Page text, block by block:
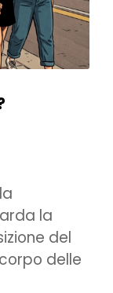
la
del
delle